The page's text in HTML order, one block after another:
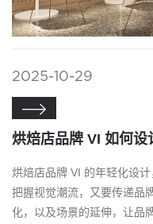
2025-10-29

烘焙店品牌 VI 如何设
烘焙店品牌 VI 的年轻化设
把握视觉潮流，又要传递品
化，以及场景的延伸，让品